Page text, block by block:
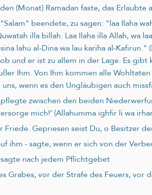
(Monat) Ramadan faste, das
beendete, zu sagen: "laa Ilaha
illa billah. Laa Ilaha illa Allah, wa
lahu al-Dina wa lau kariha al-
und er ist zu allem in der Lage. Es
Ihm. Von Ihm kommen alle
wenn es den Ungläubigen auch
zwischen den beiden
mich!‘ (Allahumma ighfir li wa
Gepriesen seist Du, o Besitzer
ihm - sagte, wenn er sich von der
nach jedem Pflichtgebet
Grabes, vor der Strafe des Feuers,